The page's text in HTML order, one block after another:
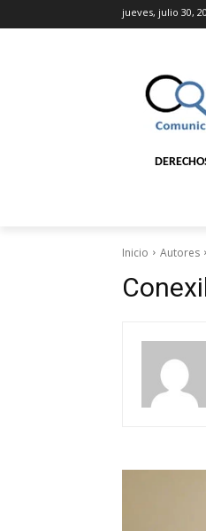
jueves, julio 30,
Inicio Autores